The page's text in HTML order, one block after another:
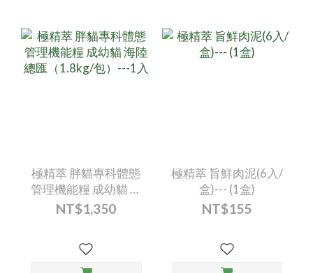
極精萃 胖貓專科體態
管理機能糧 成幼貓 海
陸總匯（1.8kg/包）--
-1入
NT$1,350
極精萃 旨鮮肉泥(6入/
盒)--- (1盒)
NT$155